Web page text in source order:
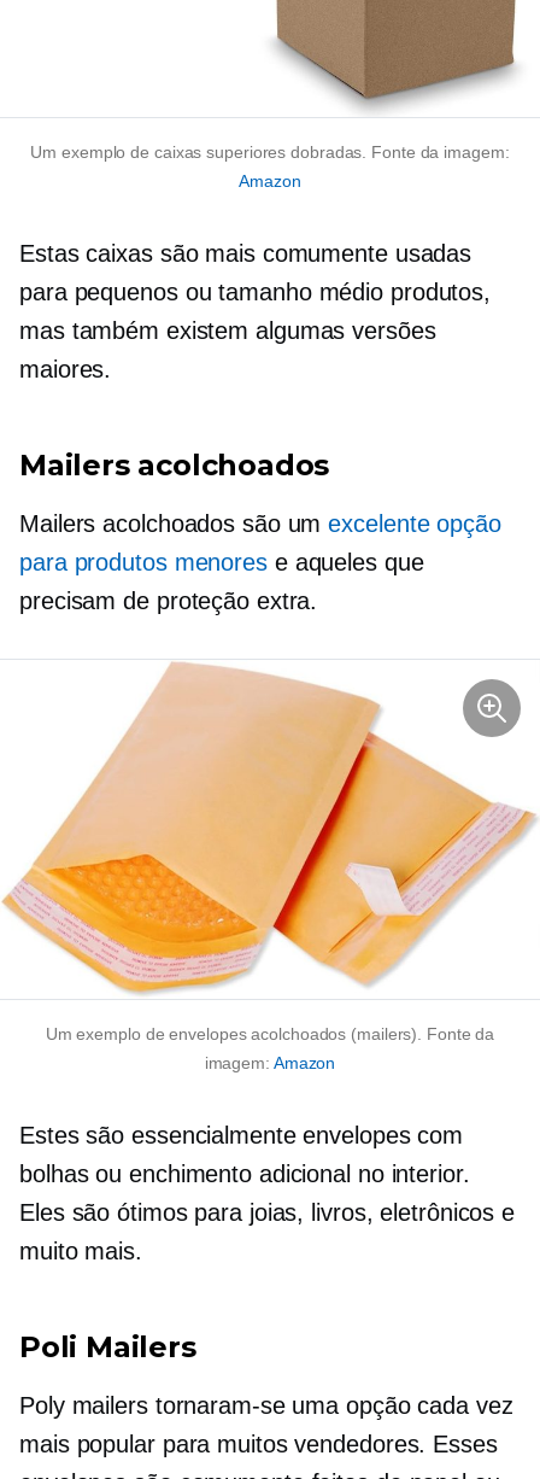
Um exemplo de caixas superiores dobradas. Fonte da imagem:
Amazon
Estas caixas são mais comumente usadas
para pequenos outamanho médio produtos,
mas também existem algumas versões
maiores.
Mailers acolchoados
Mailers acolchoados são umexcelente opção
para produtos menorese aqueles que
precisam de proteção extra.
Um exemplo de envelopes acolchoados (mailers). Fonte da
imagem: Amazon
Estes são essencialmente envelopes com
bolhas ou enchimento adicional no interior.
Eles são ótimos para joias, livros, eletrônicos e
muito mais.
Poli Mailers
Poly mailers tornaram-se uma opção cada vez
mais popular para muitos vendedores. Esses